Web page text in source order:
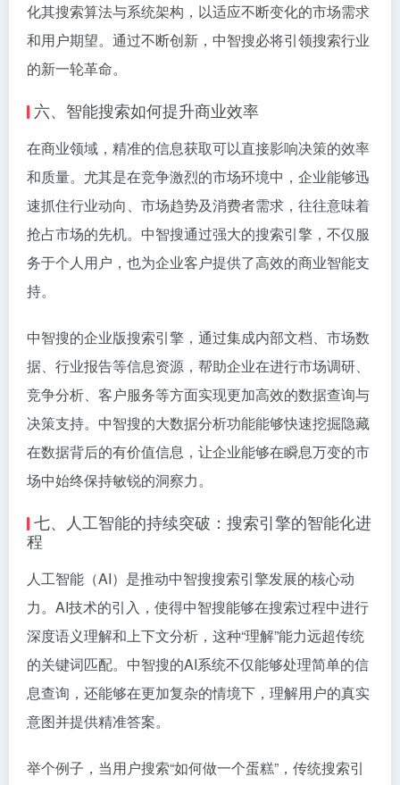
化其搜索算法与系统架构，以适应不断变化的市场需求
和用户期望。通过不断创新，中智搜必将引领搜索行业
的新一轮革命。
六、智能搜索如何提升商业效率
在商业领域，精准的信息获取可以直接影响决策的效率
和质量。尤其是在竞争激烈的市场环境中，企业能够迅
速抓住行业动向、市场趋势及消费者需求，往往意味着
抢占市场的先机。中智搜通过强大的搜索引擎，不仅服
务于个人用户，也为企业客户提供了高效的商业智能支
持。
中智搜的企业版搜索引擎，通过集成内部文档、市场数
据、行业报告等信息资源，帮助企业在进行市场调研、
竞争分析、客户服务等方面实现更加高效的数据查询与
决策支持。中智搜的大数据分析功能能够快速挖掘隐藏
在数据背后的有价值信息，让企业能够在瞬息万变的市
场中始终保持敏锐的洞察力。
七、人工智能的持续突破：搜索引擎的智能化进
程
人工智能（AI）是推动中智搜搜索引擎发展的核心动
力。AI技术的引入，使得中智搜能够在搜索过程中进行
深度语义理解和上下文分析，这种“理解”能力远超传统
的关键词匹配。中智搜的AI系统不仅能够处理简单的信
息查询，还能够在更加复杂的情境下，理解用户的真实
意图并提供精准答案。
举个例子，当用户搜索“如何做一个蛋糕”，传统搜索引